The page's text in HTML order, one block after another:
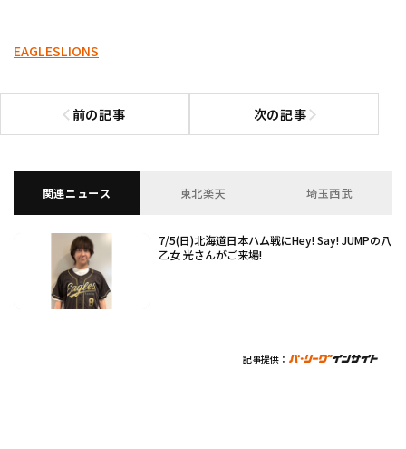
EAGLESLIONS
前の記事
前の記事へ 次の記事次の記事へ
関連ニュース 東北楽天 埼玉西武
7/5(日)北海道日本ハム戦にHey! Say! JUMPの八
乙女 光さんがご来場!
記事提供：